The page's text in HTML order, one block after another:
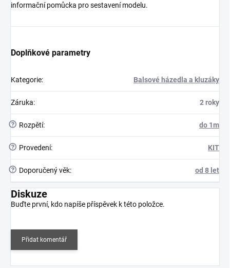
informační pomůcka pro sestavení modelu.
Doplňkové parametry
Kategorie: Balsové házedla a kluzáky
Záruka: 2 roky
? Rozpětí: do 1m
? Provedení: KIT
? Doporučený věk: od 8 let
Diskuze
Buďte první, kdo napíše příspěvek k této položce.
Přidat komentář